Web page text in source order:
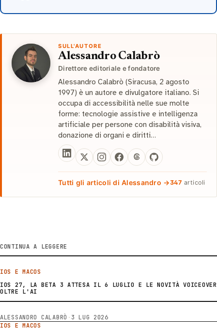
SULL'AUTORE
Alessandro Calabrò
Direttore editoriale e fondatore
Alessandro Calabrò (Siracusa, 2 agosto
1997) è un autore e divulgatore italiano. Si
occupa di accessibilità nelle sue molte
forme: tecnologie assistive e intelligenza
artificiale per persone con disabilità visiva,
donazione di organi e diritti…
Tutti gli articoli di Alessandro →347 articoli
CONTINUA A LEGGERE
IOS E MACOS
IOS 27, LA BETA 3 ATTESA IL 6 LUGLIO E LE NOVITÀ VOICEOVER
OLTRE L'AI
ALESSANDRO CALABRÒ · 3 LUG 2026
IOS E MACOS